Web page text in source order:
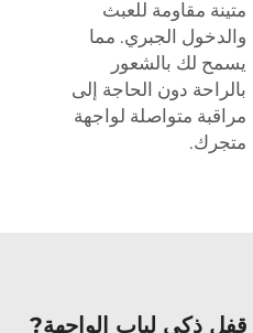
متينة مقاومة للعبث
والدخول الجبري. مما
يسمح لك بالشعور
بالراحة دون الحاجة إلى
مراقبة متواصلة لواجهة
متجرك.